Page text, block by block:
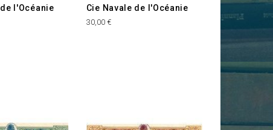
l'Océanie Cie Navale de l'Océanie
Prix
30,00 €